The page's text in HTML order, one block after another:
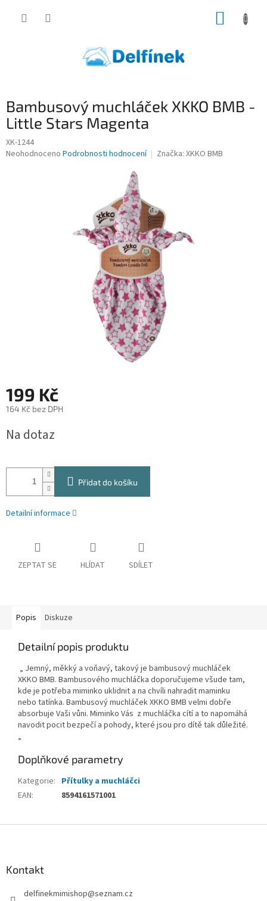
Bambusový muchláček XKKO BMB -
Little Stars Magenta
XK-1244
Průměrné
Neohodnoceno Podrobnosti hodnocení Značka: XKKO BMB
199 Kč
164 Kč bez DPH
cena:
Na dotaz
Přidat do košíku
Detailní informace
ZEPTAT SE HLÍDAT SDÍLET
Popis Diskuze
Detailní popis produktu
„ Jemný, měkký a voňavý, takový je bambusový muchláček
XKKO BMB. Bambusového muchláčka doporučujeme všude tam,
kde je potřeba miminko uklidnit a na chvíli nahradit maminku
nebo tatínka. Bambusový muchláček XKKO BMB velmi dobře
absorbuje Vaši vůni. Miminko Vás z muchláčka cítí a to napomáhá
navodit pocit bezpečí a pohody, které jsou pro dítě tak důležité.
„
Doplňkové parametry
Kategorie: Přítulky a muchláčci
EAN: 8594161571001
Kontakt
delfinekmimishop@seznam.cz